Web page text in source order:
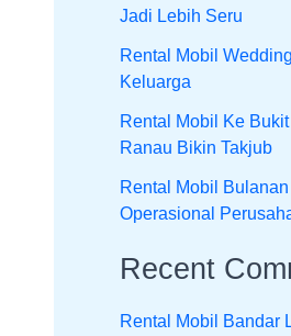
Jadi Lebih Seru
Rental Mobil
Keluarga
Rental Mobil Ke
Ranau Bikin Takjub
Rental Mobil
Operasional
Recent
Rental Mobil Bandar